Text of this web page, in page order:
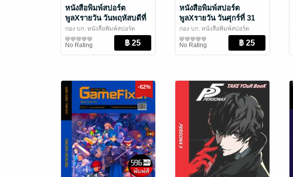
หนังสือพิมพ์สปอร์ต
พูลXรายวัน วันพฤหัสบดีที่
30 กรกฎาคม พ.ศ.2569
กอง บก. หนังสือพิมพ์สปอร์ต
พูลXรายวัน
/ อาลาดินออนไลน์
สปอร์ตพูลXรายวัน
No Rating
หนังสือพิมพ์สปอร์ต
พูลXรายวัน วันศุกร์ที่ 31
กรกฎาคม พ.ศ.2569
กอง บก. หนังสือพิมพ์สปอร์ต
พูลXรายวัน
/ อาลาดินออนไลน์
สปอร์ตพูลXรายวัน
No Rating
-62%